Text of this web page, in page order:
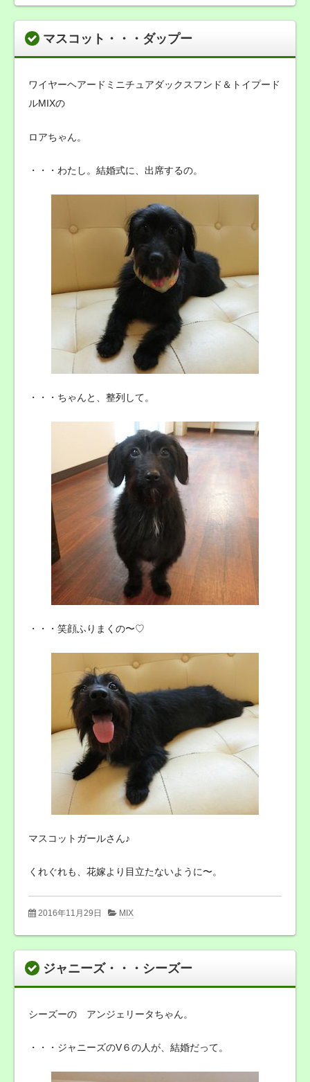
マスコット・・・ダップー
ワイヤーヘアードミニチュアダックスフンド＆トイプード
ルMIXの
ロアちゃん。
・・・わたし。結婚式に、出席するの。
・・・ちゃんと、整列して。
・・・笑顔ふりまくの〜♡
マスコットガールさん♪
くれぐれも、花嫁より目立たないように〜。
2016年11月29日 MIX
ジャニーズ・・・シーズー
シーズーの アンジェリータちゃん。
・・・ジャニーズのV６の人が、結婚だって。